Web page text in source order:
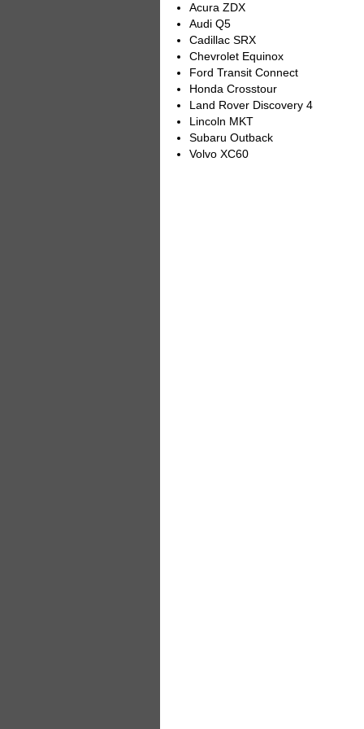
Acura ZDX
Audi Q5
Cadillac SRX
Chevrolet Equinox
Ford Transit Connect
Honda Crosstour
Land Rover Discovery 4
Lincoln MKT
Subaru Outback
Volvo XC60